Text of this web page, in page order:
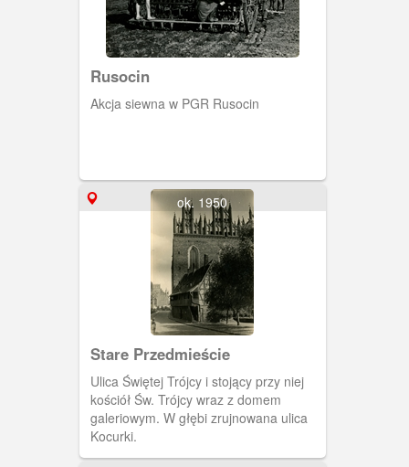
Rusocin
Akcja siewna w PGR Rusocin
ok. 1950
Stare Przedmieście
Ulica Świętej Trójcy i stojący przy niej
kościół Św. Trójcy wraz z domem
galeriowym. W głębi zrujnowana ulica
Kocurki.